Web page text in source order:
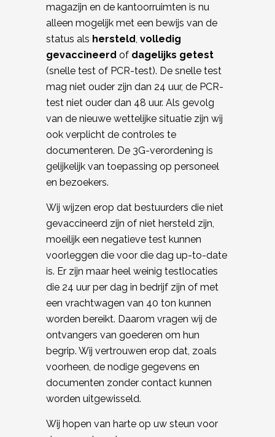
magazijn en de kantoorruimten is nu
alleen mogelijk met een bewijs van de
status als hersteld, volledig
gevaccineerd of dagelijks getest
(snelle test of PCR-test). De snelle test
mag niet ouder zijn dan 24 uur, de PCR-
test niet ouder dan 48 uur. Als gevolg
van de nieuwe wettelijke situatie zijn wij
ook verplicht de controles te
documenteren. De 3G-verordening is
gelijkelijk van toepassing op personeel
en bezoekers.
Wij wijzen erop dat bestuurders die niet
gevaccineerd zijn of niet hersteld zijn,
moeilijk een negatieve test kunnen
voorleggen die voor die dag up-to-date
is. Er zijn maar heel weinig testlocaties
die 24 uur per dag in bedrijf zijn of met
een vrachtwagen van 40 ton kunnen
worden bereikt. Daarom vragen wij de
ontvangers van goederen om hun
begrip. Wij vertrouwen erop dat, zoals
voorheen, de nodige gegevens en
documenten zonder contact kunnen
worden uitgewisseld.
Wij hopen van harte op uw steun voor